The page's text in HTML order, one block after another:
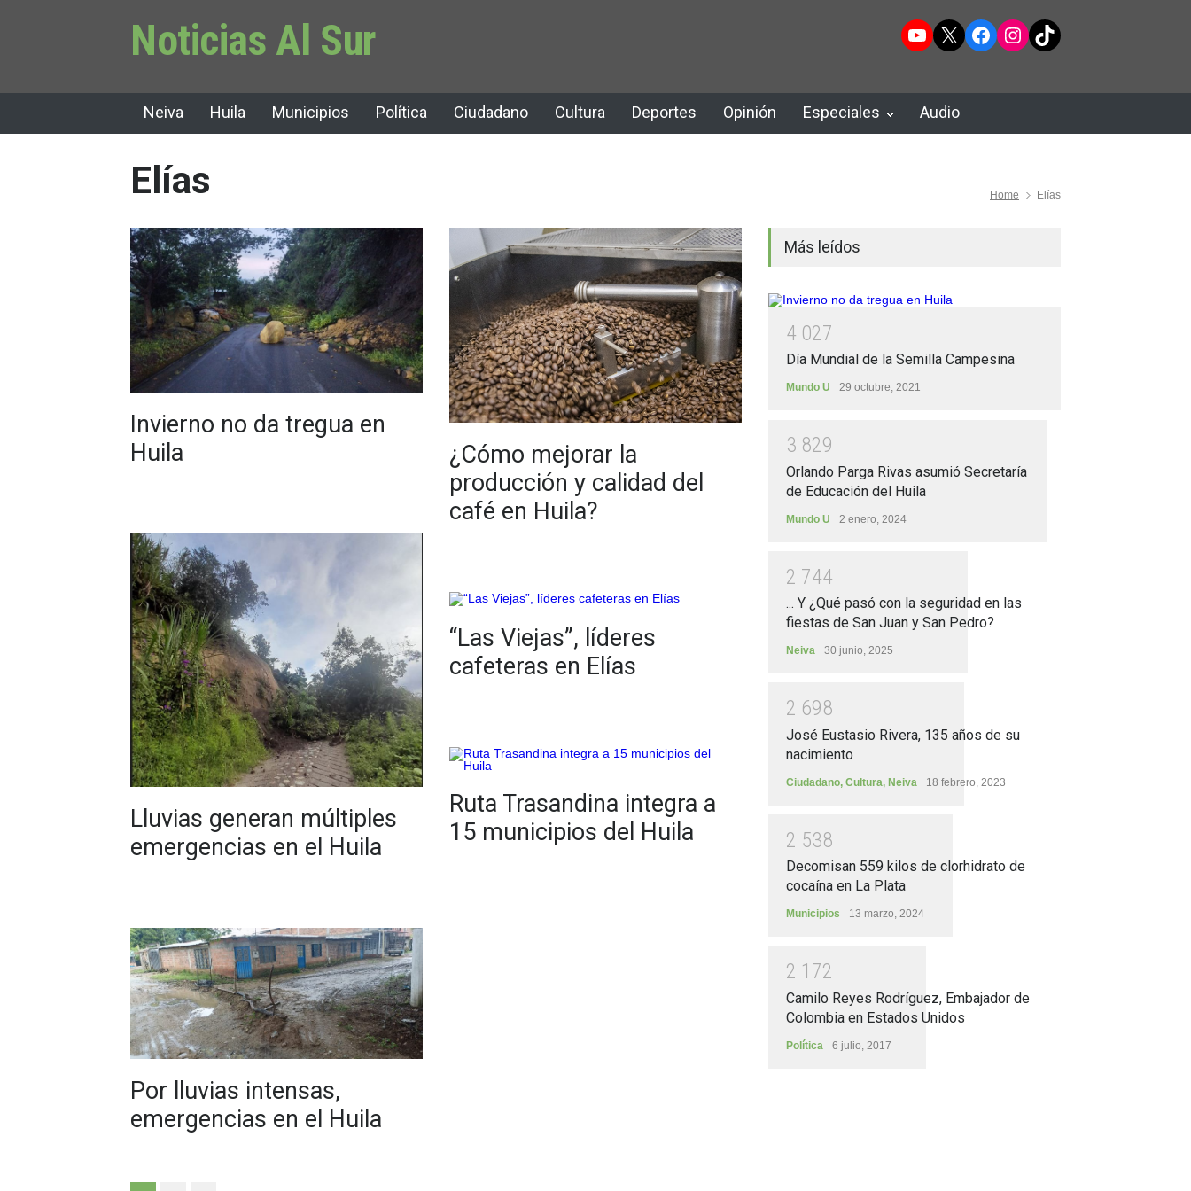
Noticias Al Sur YouTube
X Facebook
Instagram
TikTok
Neiva Huila Municipios Política Ciudadano Cultura Deportes Opinión Especiales Audio
Elías Home Elías
Invierno no da tregua en
Huila
Lluvias generan múltiples
emergencias en el Huila
Por lluvias intensas,
emergencias en el Huila
¿Cómo mejorar la
producción y calidad del
café en Huila?
“Las Viejas”, líderes
cafeteras en Elías
Ruta Trasandina integra a
15 municipios del Huila
Más leídos
4 027
Día Mundial de la Semilla Campesina
Mundo U 29 octubre, 2021
3 829
Orlando Parga Rivas asumió Secretaría
de Educación del Huila
Mundo U 2 enero, 2024
2 744
... Y ¿Qué pasó con la seguridad en las
fiestas de San Juan y San Pedro?
Neiva 30 junio, 2025
2 698
José Eustasio Rivera, 135 años de su
nacimiento
Ciudadano, Cultura, Neiva 18 febrero, 2023
2 538
Decomisan 559 kilos de clorhidrato de
cocaína en La Plata
Municipios 13 marzo, 2024
2 1 72
Camilo Reyes Rodríguez, Embajador de
Colombia en Estados Unidos
Política 6 julio, 2017